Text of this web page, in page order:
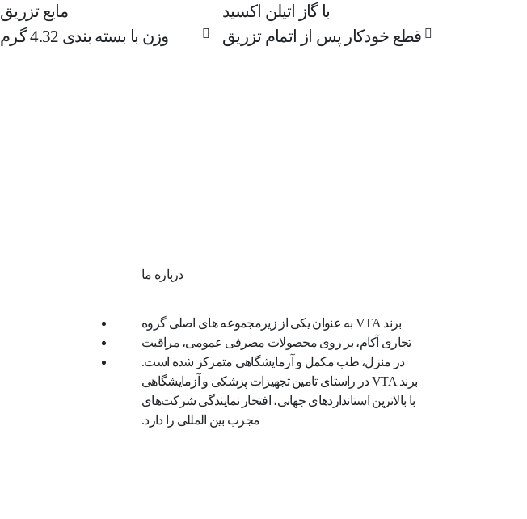
با گاز اتیلن اکسید
قطع خودکار پس از اتمام تزریق
مایع تزریق
وزن با بسته بندی 4.32 گرم
درباره ما
برند VTA به عنوان یکی از زیرمجموعه های اصلی گروه
تجاری آکام، بر روی محصولات مصرفی عمومی، مراقبت
در منزل، طب مکمل و آزمایشگاهی متمرکز شده است.
برند VTA در راستای تامین تجهیزات پزشکی و آزمایشگاهی
با بالاترین استانداردهای جهانی، افتخار نمایندگی شرکت‌های
مجرب بین‌ المللی را دارد.